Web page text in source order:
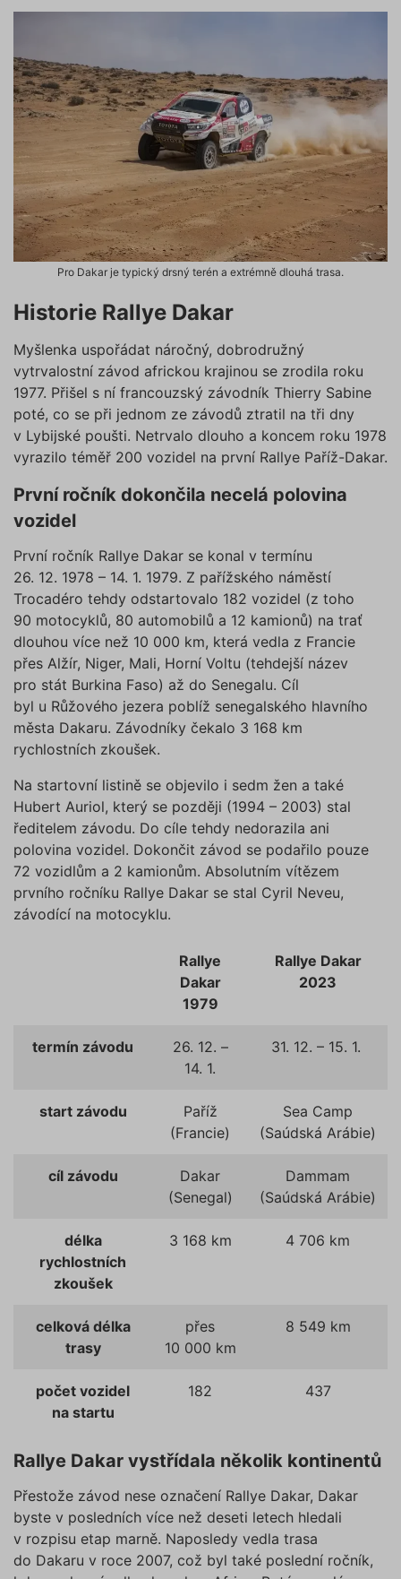
Pro Dakar je typický drsný terén a extrémně dlouhá trasa.
Historie Rallye Dakar
Myšlenka uspořádat náročný, dobrodružný
vytrvalostní závod africkou krajinou se zrodila roku
1977. Přišel s ní francouzský závodník Thierry Sabine
poté, co se při jednom ze závodů ztratil na tři dny
v Lybijské poušti. Netrvalo dlouho a koncem roku 1978
vyrazilo téměř 200 vozidel na první Rallye Paříž-Dakar.
První ročník dokončila necelá polovina
vozidel
První ročník Rallye Dakar se konal v termínu
26. 12. 1978 – 14. 1. 1979. Z pařížského náměstí
Trocadéro tehdy odstartovalo 182 vozidel (z toho
90 motocyklů, 80 automobilů a 12 kamionů) na trať
dlouhou více než 10 000 km, která vedla z Francie
přes Alžír, Niger, Mali, Horní Voltu (tehdejší název
pro stát Burkina Faso) až do Senegalu. Cíl
byl u Růžového jezera poblíž senegalského hlavního
města Dakaru. Závodníky čekalo 3 168 km
rychlostních zkoušek.
Na startovní listině se objevilo i sedm žen a také
Hubert Auriol, který se později (1994 – 2003) stal
ředitelem závodu. Do cíle tehdy nedorazila ani
polovina vozidel. Dokončit závod se podařilo pouze
72 vozidlům a 2 kamionům. Absolutním vítězem
prvního ročníku Rallye Dakar se stal Cyril Neveu,
závodící na motocyklu.
Rallye
Dakar
1979
Rallye Dakar
2023
termín závodu
26. 12. –
14. 1.
31. 12. – 15. 1.
start závodu
Paříž
(Francie)
Sea Camp
(Saúdská Arábie)
cíl závodu
Dakar
(Senegal)
Dammam
(Saúdská Arábie)
délka
rychlostních
zkoušek
3 168 km 4 706 km
celková délka
trasy
přes
10 000 km
8 549 km
počet vozidel
na startu
182 437
Rallye Dakar vystřídala několik kontinentů
Přestože závod nese označení Rallye Dakar, Dakar
byste v posledních více než deseti letech hledali
v rozpisu etap marně. Naposledy vedla trasa
do Dakaru v roce 2007, což byl také poslední ročník,